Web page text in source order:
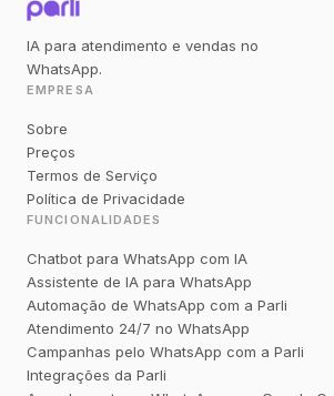
IA para atendimento e vendas no
WhatsApp.
EMPRESA
Sobre
Preços
Termos de Serviço
Política de Privacidade
FUNCIONALIDADES
Chatbot para WhatsApp com IA
Assistente de IA para WhatsApp
Automação de WhatsApp com a Parli
Atendimento 24/7 no WhatsApp
Campanhas pelo WhatsApp com a Parli
Integrações da Parli